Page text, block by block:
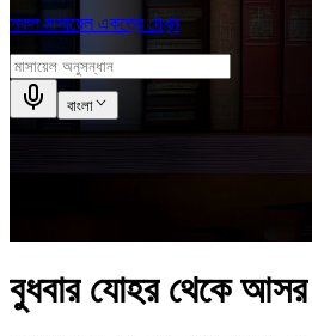
সকল মাসায়েল একত্রে দেখুন
বাংলা
বুধবার যোহর থেকে